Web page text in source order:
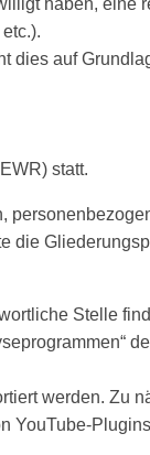
haben, eine
dies auf
statt.
die
Stelle
werden. Zu
YouTube-